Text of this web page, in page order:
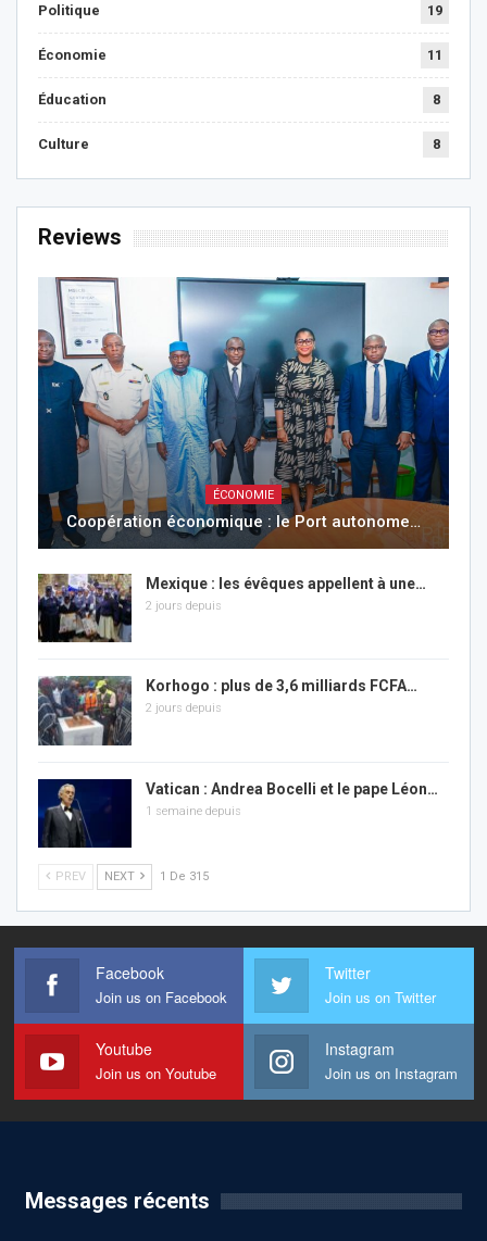
Politique 19
Économie 11
Éducation 8
Culture 8
Reviews
ÉCONOMIE
Coopération économique : le Port autonome…
Mexique : les évêques appellent à une…
2 jours depuis
Korhogo : plus de 3,6 milliards FCFA…
2 jours depuis
Vatican : Andrea Bocelli et le pape Léon…
1 semaine depuis
PREV NEXT 1 De 315
Facebook
Join us on Facebook
Twitter
Join us on Twitter
Youtube
Join us on Youtube
Instagram
Join us on Instagram
Messages récents